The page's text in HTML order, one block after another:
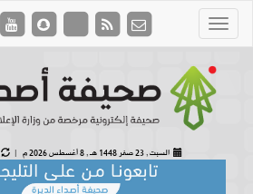
السبت , 23 صفر 1448 هـ , 8 أغسطس 2026 م |